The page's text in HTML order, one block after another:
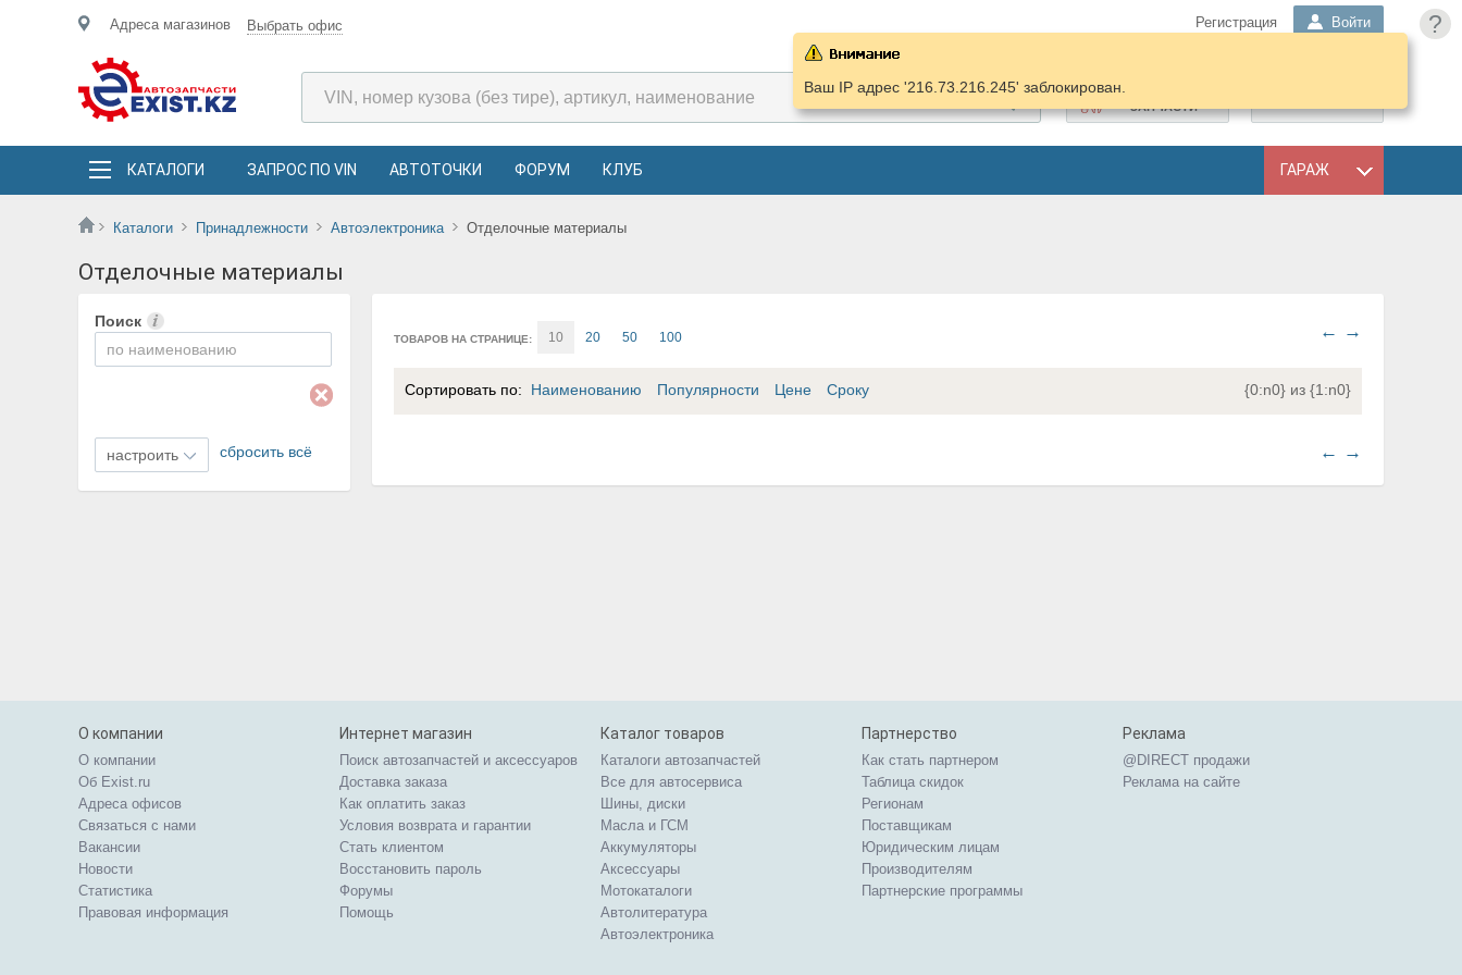
?
Адреса магазинов Выбрать офис Регистрация Войти
ЗАПЧАСТИ
КАТАЛОГИ ЗАПРОС ПО VIN АВТОТОЧКИ ФОРУМ КЛУБ ГАРАЖ
Каталоги Принадлежности Автоэлектроника Отделочные материалы
Ваш IP адрес '216.73.216.245' заблокирован.
Отделочные материалы
Поиск
настроить сбросить всё
ТОВАРОВ НА СТРАНИЦЕ: 10 20 50 100 ← →
{0:n0} из {1:n0}
Сортировать по: Наименованию Популярности Цене Сроку
← →
О компании
О компании
Об Exist.ru
Адреса офисов
Связаться с нами
Вакансии
Новости
Статистика
Правовая информация
Интернет магазин
Поиск автозапчастей и аксессуаров
Доставка заказа
Как оплатить заказ
Условия возврата и гарантии
Стать клиентом
Восстановить пароль
Форумы
Помощь
Каталог товаров
Каталоги автозапчастей
Все для автосервиса
Шины, диски
Масла и ГСМ
Аккумуляторы
Аксессуары
Мотокаталоги
Автолитература
Автоэлектроника
Партнерство
Как стать партнером
Таблица скидок
Регионам
Поставщикам
Юридическим лицам
Производителям
Партнерские программы
Реклама
@DIRECT продажи
Реклама на сайте